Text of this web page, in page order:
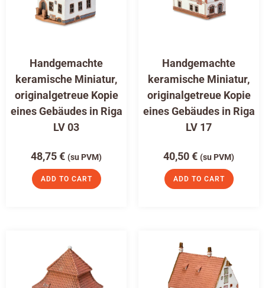
Handgemachte
keramische Miniatur,
originalgetreue Kopie
eines Gebäudes in Riga
LV 03
48,75€ (su PVM)
ADD TO CART
Handgemachte
keramische Miniatur,
originalgetreue Kopie
eines Gebäudes in Riga
LV 17
40,50€ (su PVM)
ADD TO CART